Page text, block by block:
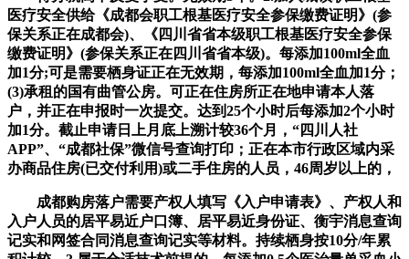
医疗安全供给《成都会职工根基医疗安全参保缴费证明》(参
保关系正在成都会)、《四川省省本级职工根基医疗安全参保
缴费证明》(参保关系正在四川省省本级)。每添加100ml全血
加1分;可是需要栖身证正在无效期，每添加100ml全血加1分；
(3)承租的国有曲管公房。可正在住房所正在地申请本人落
户，并正在申报时一次提交。达到25个小时后每添加2个小时
加1分。截止申请日上月底上溯计较36个月，“四川人社
APP”、“成都社保”微信号查询打印；正在本市行政区域内采
办商品住房(已交付利用)或二手住房的人员，46周岁以上的，
成都购房落户需要产权人填写《入户申请表》、产权人和
入户人员的居平易近户口簿、居平易近身份证、衡宇消息查询
记实和网签合同消息查询记实等材料。持续栖身按10分/年累